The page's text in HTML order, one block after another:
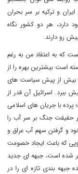
و ترکیه بر سر بحران
دارد، هر دو کشور نگاه
رو دارند.
که به اعتقاد من به رغم
است بیشترین بهره را از
بیش از پیش سیاست های
ببرد. اسرائیل آن قدر از
با جریان های اسلامی
حقیقت جنگ بر سر آب را
و گرفتن سهم آب عراق و
که باعث ایجاد خصومت
شده است، جبهه ای جدید
جبهه بندی تازه ای را در